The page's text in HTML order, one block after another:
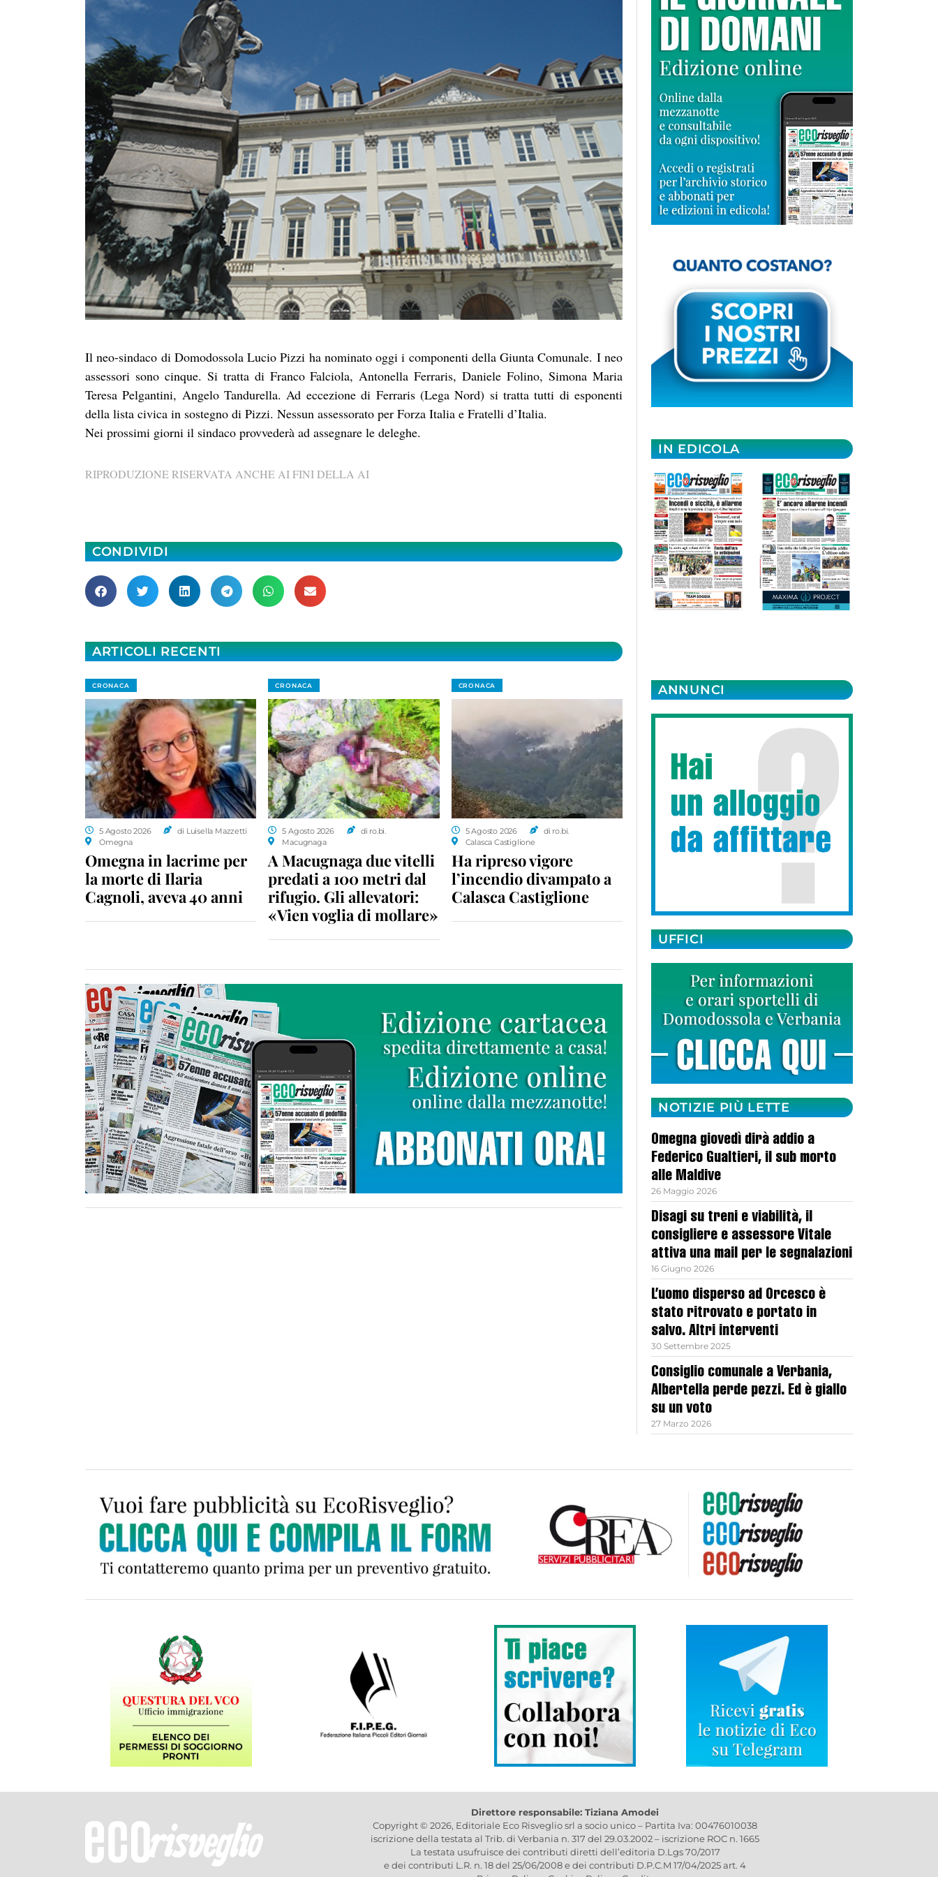
Il neo-sindaco di Domodossola Lucio Pizzi ha nominato oggi i componenti della Giunta Comunale. I neo
assessori sono cinque. Si tratta di Franco Falciola, Antonella Ferraris, Daniele Folino, Simona Maria
Teresa Pelgantini, Angelo Tandurella. Ad eccezione di Ferraris (Lega Nord) si tratta tutti di esponenti
della lista civica in sostegno di Pizzi. Nessun assessorato per Forza Italia e Fratelli d’Italia.
Nei prossimi giorni il sindaco provvederà ad assegnare le deleghe.
RIPRODUZIONE RISERVATA ANCHE AI FINI DELLA AI
CONDIVIDI
ARTICOLI RECENTI
CRONACA
5 Agosto 2026
di Luisella Mazzetti
Omegna
Omegna in lacrime per
la morte di Ilaria
Cagnoli, aveva 40 anni
CRONACA
5 Agosto 2026
di ro.bi.
Macugnaga
A Macugnaga due vitelli
predati a 100 metri dal
rifugio. Gli allevatori:
«Vien voglia di mollare»
CRONACA
5 Agosto 2026
di ro.bi.
Calasca Castiglione
Ha ripreso vigore
l’incendio divampato a
Calasca Castiglione
IN EDICOLA
ANNUNCI
UFFICI
NOTIZIE PIÙ LETTE
Omegna giovedì dirà addio a
Federico Gualtieri, il sub morto
alle Maldive
26 Maggio 2026
Disagi su treni e viabilità, il
consigliere e assessore Vitale
attiva una mail per le segnalazioni
16 Giugno 2026
L’uomo disperso ad Orcesco è
stato ritrovato e portato in
salvo. Altri interventi
30 Settembre 2025
Consiglio comunale a Verbania,
Albertella perde pezzi. Ed è giallo
su un voto
27 Marzo 2026
Direttore responsabile: Tiziana Amodei
Copyright © 2026, Editoriale Eco Risveglio srl a socio unico – Partita Iva: 00476010038
iscrizione della testata al Trib. di Verbania n. 317 del 29.03.2002 – iscrizione ROC n. 1665
La testata usufruisce dei contributi diretti dell’editoria D.Lgs 70/2017
e dei contributi L.R. n. 18 del 25/06/2008 e dei contributi D.P.C.M 17/04/2025 art. 4